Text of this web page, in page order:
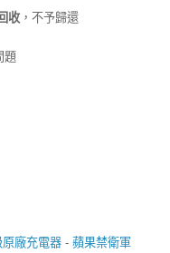
收 ，不予歸還
題
廠充電器 - 蘋果禁衛軍